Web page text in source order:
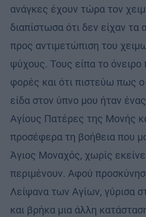
ανάγκες έχουν τώρα τον
διαπίστωσα ότι δεν είχαν τα
προς αντιμετώπιση του
ψύχους. Τους είπα το όνειρο
φορές και ότι πιστεύω πως
είδα στον ύπνο μου ήταν
Αγίους Πατέρες της Μονής
προσέφερα τη βοήθεια που
Άγιος Μοναχός, χωρίς
περιμένουν. Αφού
Λείψανα των Αγίων, γύρισα
και βρήκα μια άλλη